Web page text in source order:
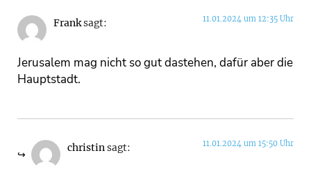
Franksagt: 11.01.2024 um 12:35 Uhr
Jerusalem mag nicht so gut dastehen, dafür aber die
Hauptstadt.
christinsagt: 11.01.2024 um 15:50 Uhr